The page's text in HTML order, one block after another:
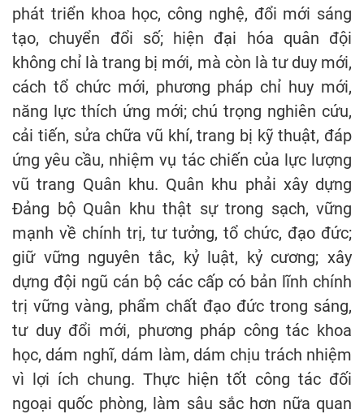
phát triển khoa học, công nghệ, đổi mới sáng
tạo, chuyển đổi số; hiện đại hóa quân đội
không chỉ là trang bị mới, mà còn là tư duy mới,
cách tổ chức mới, phương pháp chỉ huy mới,
năng lực thích ứng mới; chú trọng nghiên cứu,
cải tiến, sửa chữa vũ khí, trang bị kỹ thuật, đáp
ứng yêu cầu, nhiệm vụ tác chiến của lực lượng
vũ trang Quân khu. Quân khu phải xây dựng
Đảng bộ Quân khu thật sự trong sạch, vững
mạnh về chính trị, tư tưởng, tổ chức, đạo đức;
giữ vững nguyên tắc, kỷ luật, kỷ cương; xây
dựng đội ngũ cán bộ các cấp có bản lĩnh chính
trị vững vàng, phẩm chất đạo đức trong sáng,
tư duy đổi mới, phương pháp công tác khoa
học, dám nghĩ, dám làm, dám chịu trách nhiệm
vì lợi ích chung. Thực hiện tốt công tác đối
ngoại quốc phòng, làm sâu sắc hơn nữa quan